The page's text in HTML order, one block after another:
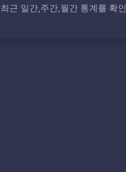
최근 일간,주간,월간 통계를 확인